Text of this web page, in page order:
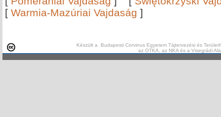
[ Warmia-Mazúriai Vajdaság ]
Készült a Budapesti Corvinus Egyetem Tájtervezési és
az OTKA, az NKA és a Visegrádi